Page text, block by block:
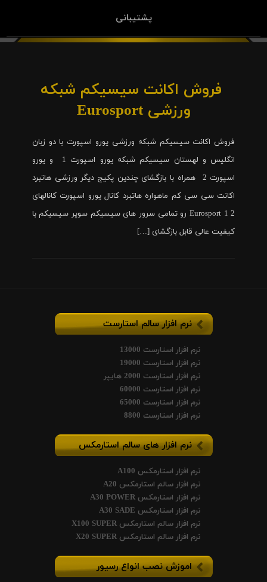
پشتیبانی
فروش اکانت سیسیکم شبکه
ورزشی Eurosport
فروش اکانت سیسیکم شبکه ورزشی یورو اسپورت با دو زبان
انگلیس و لهستان سیسیکم شبکه یورو اسپورت 1 و یورو
اسپورت 2 همراه با بازگشای چندین پکیج دیگر ورزشی هاتبرد
اکانت سی سی کم ماهواره هاتبرد کانال یورو اسپورت کانالهای
Eurosport 1 2 رو تمامی سرور های سیسیکم سوپر سیسیکم با
کیفیت عالی قابل بازگشای […]
نرم افزار سالم استارست
نرم افزار استارست 13000
نرم افزار استارست 19000
نرم افزار استارست 2000 هایپر
نرم افزار استارست 60000
نرم افزار استارست 65000
نرم افزار استارست 8800
نرم افزار های سالم استارمکس
نرم افزار استارمکس A100
نرم افزار سالم استارمکس A20
نرم افزار استارمکس A30 POWER
نرم افزار استارمکس A30 SADE
نرم افزار سالم استارمکس X100 SUPER
نرم افزار سالم استارمکس X20 SUPER
اموزش نصب انواع رسیور